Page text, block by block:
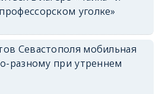
уголке»
Севастополя мобильная
разному при утреннем